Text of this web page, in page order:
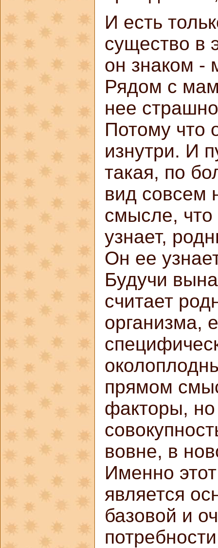
И есть
существо в
он знаком -
Рядом с
нее
Потому что
изнутри. И
такая, по
вид совсем
смысле,
узнает,
Он ее
Будучи
считает
организма,
прямом
факторы,
вовне, в
Именно
является
базовой и